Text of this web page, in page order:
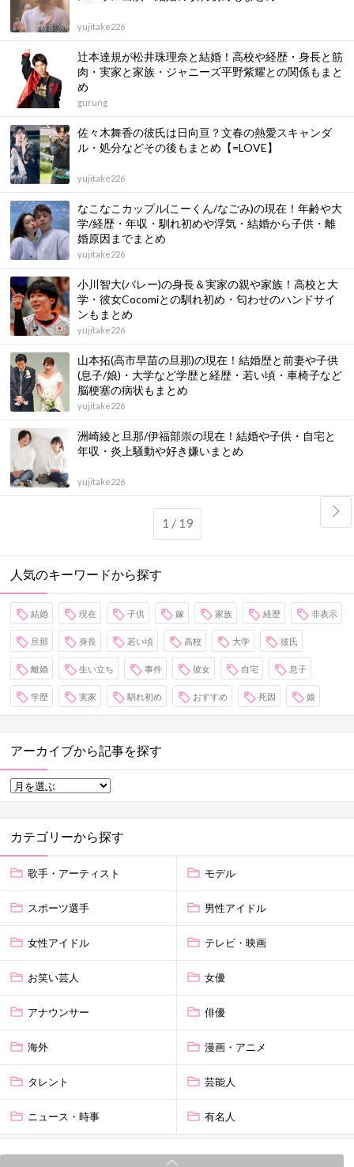
yujitake226
辻本達規が松井珠理奈と結婚！高校や経歴・身長と筋
肉・実家と家族・ジャニーズ平野紫耀との関係もまと
め
gurung
佐々木舞香の彼氏は日向亘？文春の熱愛スキャンダ
ル・処分などその後もまとめ【=LOVE】
yujitake226
なこなこカップル(こーくん/なごみ)の現在！年齢や大
学/経歴・年収・馴れ初めや浮気・結婚から子供・離
婚原因までまとめ
yujitake226
小川智大(バレー)の身長＆実家の親や家族！高校と大
学・彼女Cocomiとの馴れ初め・匂わせのハンドサイ
ンもまとめ
yujitake226
山本拓(高市早苗の旦那)の現在！結婚歴と前妻や子供
(息子/娘)・大学など学歴と経歴・若い頃・車椅子など
脳梗塞の病状もまとめ
yujitake226
洲崎綾と旦那/伊福部崇の現在！結婚や子供・自宅と
年収・炎上騒動や好き嫌いまとめ
yujitake226
1 / 19
人気のキーワードから探す
結婚 現在 子供 嫁 家族 経歴 非表示
旦那 身長 若い頃 高校 大学 彼氏
離婚 生い立ち 事件 彼女 自宅 息子
学歴 実家 馴れ初め おすすめ 死因 娘
アーカイブから記事を探す
カテゴリーから探す
歌手・アーティスト モデル
スポーツ選手 男性アイドル
女性アイドル テレビ・映画
お笑い芸人 女優
アナウンサー 俳優
海外 漫画・アニメ
タレント 芸能人
ニュース・時事 有名人